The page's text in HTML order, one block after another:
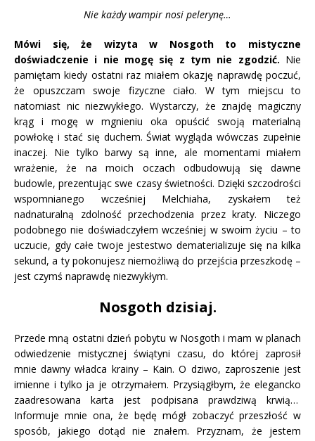
Nie każdy wampir nosi pelerynę…
Mówi się, że wizyta w Nosgoth to mistyczne
doświadczenie i nie mogę się z tym nie zgodzić. Nie
pamiętam kiedy ostatni raz miałem okazję naprawdę poczuć,
że opuszczam swoje fizyczne ciało. W tym miejscu to
natomiast nic niezwykłego. Wystarczy, że znajdę magiczny
krąg i mogę w mgnieniu oka opuścić swoją materialną
powłokę i stać się duchem. Świat wygląda wówczas zupełnie
inaczej. Nie tylko barwy są inne, ale momentami miałem
wrażenie, że na moich oczach odbudowują się dawne
budowle, prezentując swe czasy świetności. Dzięki szczodrości
wspomnianego wcześniej Melchiaha, zyskałem też
nadnaturalną zdolność przechodzenia przez kraty. Niczego
podobnego nie doświadczyłem wcześniej w swoim życiu – to
uczucie, gdy całe twoje jestestwo dematerializuje się na kilka
sekund, a ty pokonujesz niemożliwą do przejścia przeszkodę –
jest czymś naprawdę niezwykłym.
Nosgoth dzisiaj.
Przede mną ostatni dzień pobytu w Nosgoth i mam w planach
odwiedzenie mistycznej świątyni czasu, do której zaprosił
mnie dawny władca krainy – Kain. O dziwo, zaproszenie jest
imienne i tylko ja je otrzymałem. Przysiągłbym, że elegancko
zaadresowana karta jest podpisana prawdziwą krwią…
Informuje mnie ona, że będę mógł zobaczyć przeszłość w
sposób, jakiego dotąd nie znałem. Przyznam, że jestem